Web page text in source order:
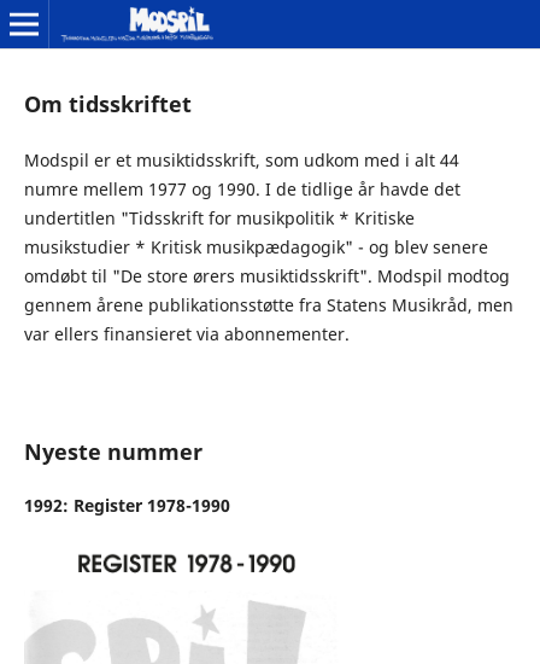
Om tidsskriftet
Modspil er et musiktidsskrift, som udkom med i alt 44
numre mellem 1977 og 1990. I de tidlige år havde det
undertitlen "Tidsskrift for musikpolitik * Kritiske
musikstudier * Kritisk musikpædagogik" - og blev senere
omdøbt til "De store ørers musiktidsskrift". Modspil modtog
gennem årene publikationsstøtte fra Statens Musikråd, men
var ellers finansieret via abonnementer.
Nyeste nummer
1992: Register 1978-1990